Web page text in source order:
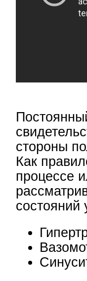
стороны
Как
процессе
состояний